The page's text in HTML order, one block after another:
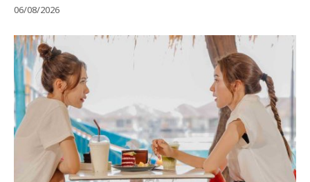
06/08/2026